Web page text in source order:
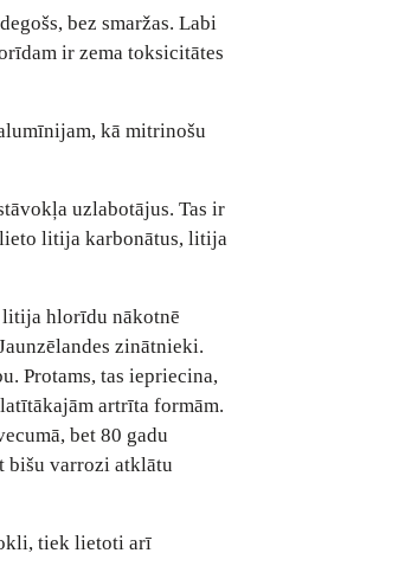
bez smaržas. Labi
ir zema toksicitātes
kā mitrinošu
uzlabotājus. Tas ir
litija karbonātus, litija
litija hlorīdu nākotnē
zinātnieki.
Protams, tas iepriecina,
artrīta formām.
bet 80 gadu
bišu varrozi atklātu
tiek lietoti arī